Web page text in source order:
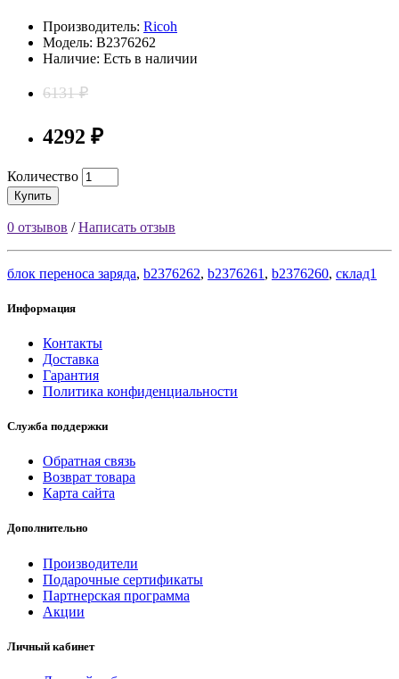
Производитель: Ricoh
Модель: B2376262
Наличие: Есть в наличии
6131 ₽
4292 ₽
Количество
Купить
0 отзывов /Написать отзыв
блок переноса заряда, b2376262, b2376261 , b2376260, склад1
Информация
Контакты
Доставка
Гарантия
Политика конфиденциальности
Служба поддержки
Обратная связь
Возврат товара
Карта сайта
Дополнительно
Производители
Подарочные сертификаты
Партнерская программа
Акции
Личный кабинет